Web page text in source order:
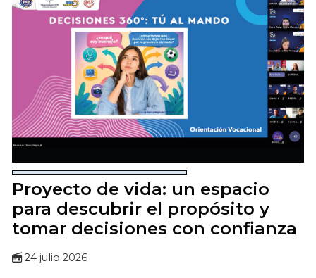
Proyecto de vida: un espacio
para descubrir el propósito y
tomar decisiones con confianza
24 julio 2026